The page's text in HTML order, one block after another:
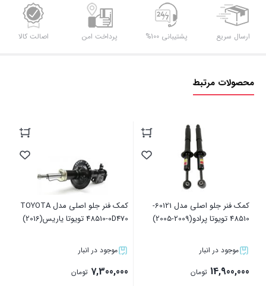
ارسال سریع پشتیبانی 100% پرداخت امن اصالت کالا
محصولات مرتبط
کمک فنر جلو اصلی مدل 60121-
48510 تویوتا پرادو(2009-2005)
موجود در انبار
14,900,000 تومان
کمک فنر جلو اصلی مدل TOYOTA
48510-0D470 تویوتا یاریس(2016)
موجود در انبار
7,300,000 تومان